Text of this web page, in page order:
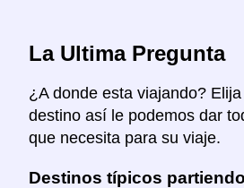
La Ultima Pregunta
¿A donde esta viajando?
destino así le podemos dar
que necesita para su viaje.
Destinos típicos